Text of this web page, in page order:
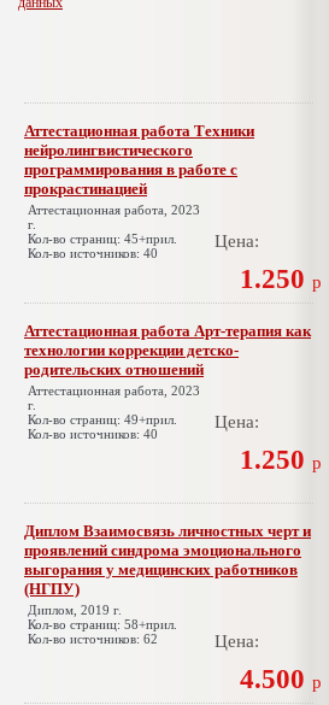
Аттестационная работа Техники
нейролингвистического
программирования в работе с
прокрастинацией
Аттестационная работа, 2023
г.
Кол-во страниц: 45+прил.
Кол-во источников: 40
Цена:
1.250 р
Аттестационная работа Арт-терапия как
технологии коррекции детско-
родительских отношений
Аттестационная работа, 2023
г.
Кол-во страниц: 49+прил.
Кол-во источников: 40
Цена:
1.250 р
Диплом Взаимосвязь личностных черт и
проявлений синдрома эмоционального
выгорания у медицинских работников
(НГПУ)
Диплом, 2019 г.
Кол-во страниц: 58+прил.
Кол-во источников: 62
Цена:
4.500 р